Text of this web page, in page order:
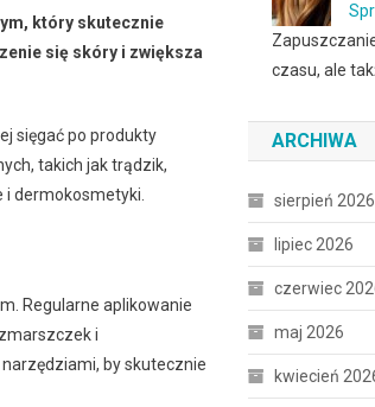
który skutecznie
się skóry i zwiększa
sięgać po produkty
takich jak trądzik,
dermokosmetyki.
Regularne aplikowanie
i
by skutecznie
czasu, ale
ARCHIWA
sierpień 2026
lipiec 2026
czerwiec
maj 2026
kwiecień